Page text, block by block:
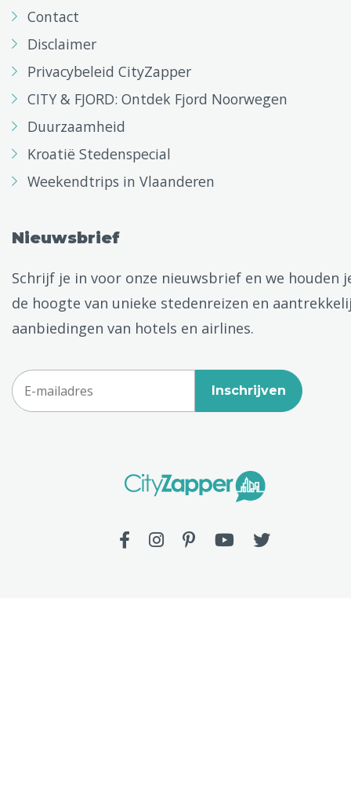
Contact
Disclaimer
Privacybeleid CityZapper
CITY & FJORD: Ontdek Fjord Noorwegen
Duurzaamheid
Kroatië Stedenspecial
Weekendtrips in Vlaanderen
Nieuwsbrief
Schrijf je in voor onze nieuwsbrief en we houden
de hoogte van unieke stedenreizen en
aanbiedingen van hotels en airlines.
Inschrijven